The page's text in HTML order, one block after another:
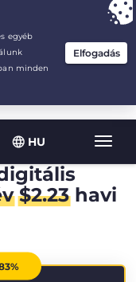
HU
years at $
$2.23havi